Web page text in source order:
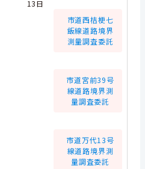
13日
市道西桔梗七
飯線道路境界
測量調査委託
市道宮前39号
線道路境界測
量調査委託
市道万代13号
線道路境界測
量調査委託